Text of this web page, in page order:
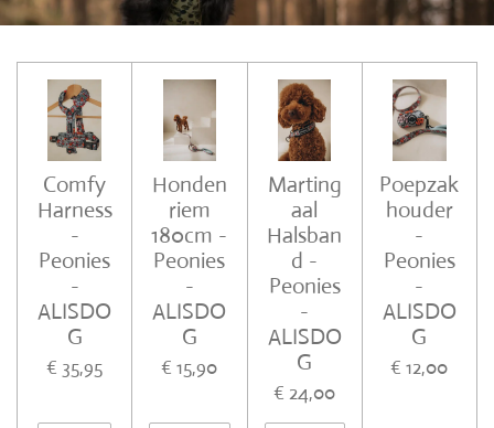
Comfy
Harness
-
Peonies
-
ALISDO
G
€ 35,95
Honden
riem
180cm -
Peonies
-
ALISDO
G
€ 15,90
Marting
aal
Halsban
d -
Peonies
-
ALISDO
G
€ 24,00
Poepzak
houder
-
Peonies
-
ALISDO
G
€ 12,00